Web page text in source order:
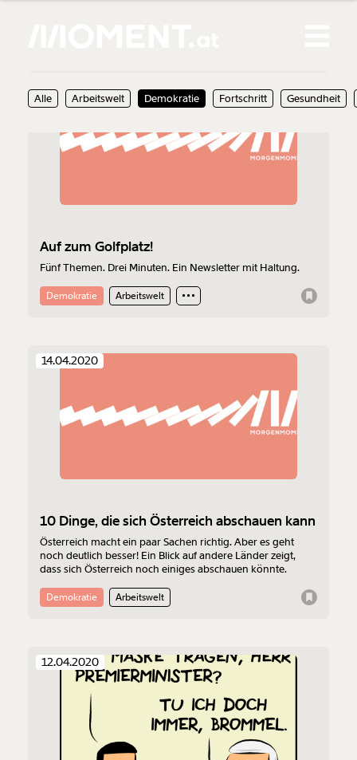
0Treffer 0Artikel
Alle Arbeitswelt Demokratie Fortschritt Gesundheit
16.04.2020
Auf zum Golfplatz!
Fünf Themen. Drei Minuten. Ein Newsletter mit Haltung.
Demokratie Arbeitswelt
14.04.2020
10 Dinge, die sich Österreich abschauen kann
Österreich macht ein paar Sachen richtig. Aber es geht
noch deutlich besser! Ein Blick auf andere Länder zeigt,
dass sich Österreich noch einiges abschauen könnte.
Demokratie Arbeitswelt
12.04.2020